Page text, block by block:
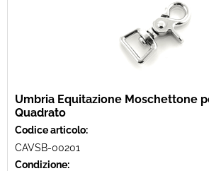
Umbria Equitazione Moschettone
Quadrato
Codice articolo:
CAVSB-00201
Condizione: